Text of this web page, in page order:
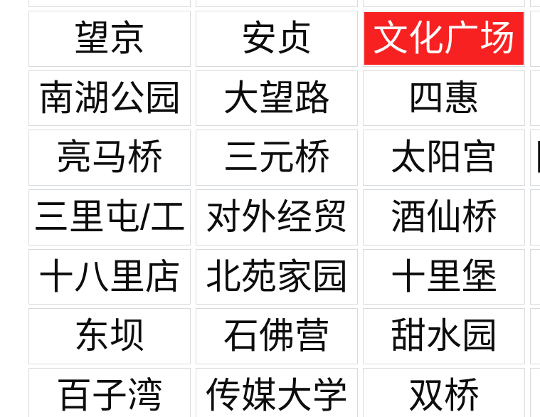
世贸天阶
望京
安贞 文化广场
南湖公园
大望路 四惠
亮马桥 三元桥 太阳宫
三里屯/工
体
对外经贸 酒仙桥
十八里店
北苑家园 十里堡
东坝 石佛营 甜水园
百子湾
传媒大学 双桥